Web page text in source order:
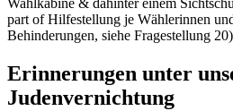
Wahlkabine & dahinter einem
part of Hilfestellung je Wählerinnen
Behinderungen, siehe Fragestellung
Erinnerungen unter
Judenvernichtung